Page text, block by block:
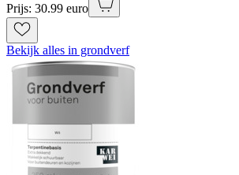
Prijs: 30.99 euro
Bekijk alles in grondverf